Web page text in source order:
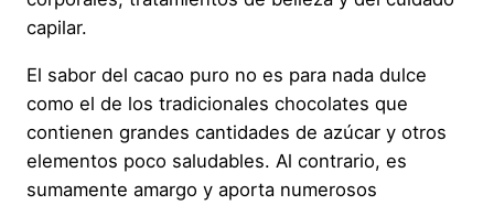
capilar.
El sabor del cacao puro no es para nada dulce
como el de los tradicionales chocolates que
contienen grandes cantidades de azúcar y otros
elementos poco saludables. Al contrario, es
sumamente amargo y aporta numerosos